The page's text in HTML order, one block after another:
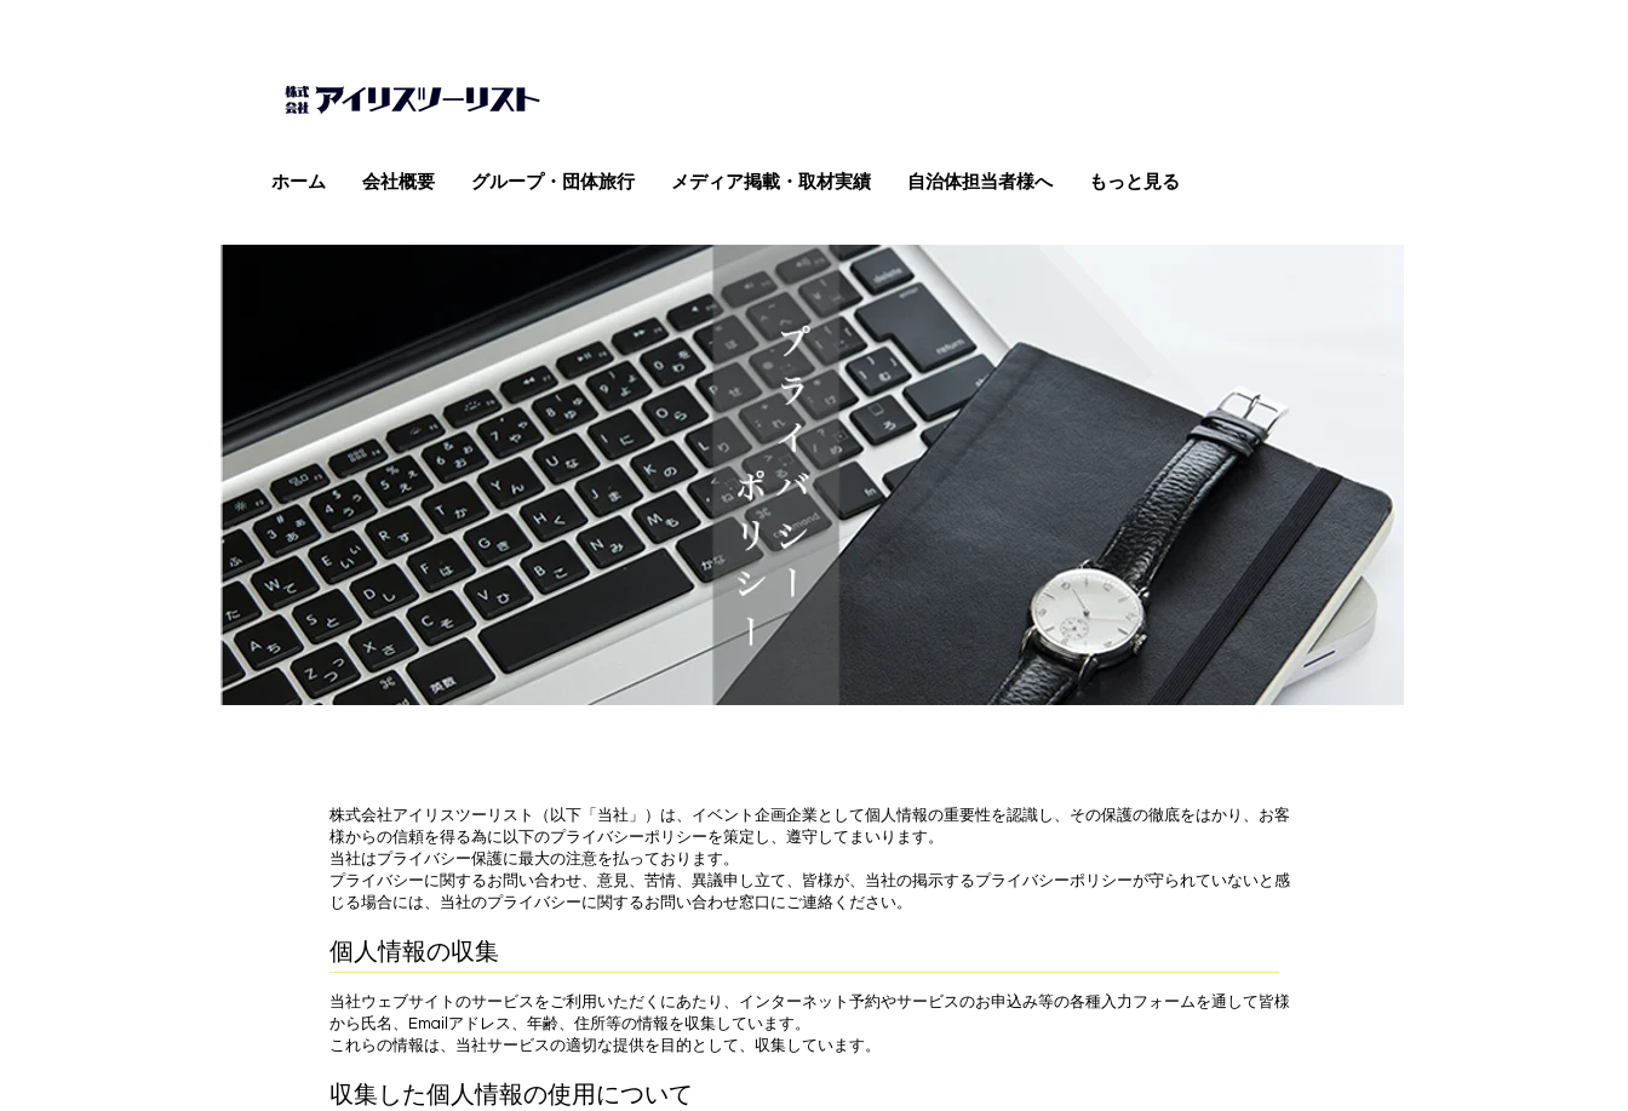
ホーム 会社概要 グループ・団体旅行 メディア掲載・取材実績 自治体担当者様へ もっと見る
株式会社アイリスツーリスト（以下「当社」）は、イベント企画企業として個人情報の重要性を認識し、その保護の徹底をはかり、お客
様からの信頼を得る為に以下のプライバシーポリシーを策定し、遵守してまいります。
当社はプライバシー保護に最大の注意を払っております。
プライバシーに関するお問い合わせ、意見、苦情、異議申し立て、皆様が、当社の掲示するプライバシーポリシーが守られていないと感
じる場合には、当社のプライバシーに関するお問い合わせ窓口にご連絡ください。
個人情報の収集
当社ウェブサイトのサービスをご利用いただくにあたり、インターネット予約やサービスのお申込み等の各種入力フォームを通して皆様
から氏名、Emailアドレス、年齢、住所等の情報を収集しています。
これらの情報は、当社サービスの適切な提供を目的として、収集しています。
収集した個人情報の使用について